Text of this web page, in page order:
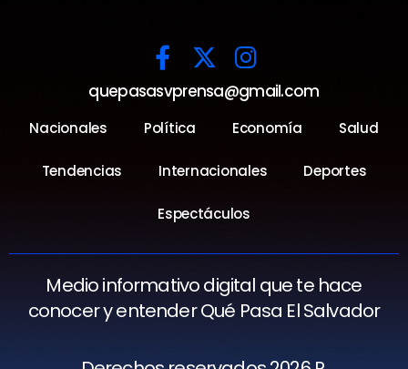
quepasasvprensa@gmail.com
Nacionales Política Economía Salud
Tendencias Internacionales Deportes
Espectáculos
Medio informativo digital que te hace
conocer y entender Qué Pasa El Salvador